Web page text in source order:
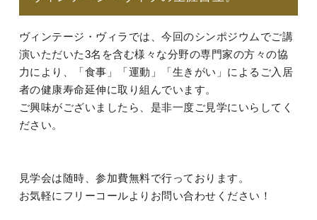
ヴィンテージ・ヴィラでは、今回のシンポジウムでご講
演いただいた3名を含む様々な分野の専門家の方々の協
力により、「食事」「運動」「生きがい」によるご入居
者の健康寿命延伸に取り組んでいます。
ご興味がございましたら、是非一度ご見学にいらしてく
ださい。
見学会は随時、参加費無料で行っております。
お気軽にフリーコールよりお問い合わせください！